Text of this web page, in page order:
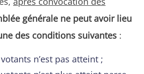
générale ne peut avoir lieu
des conditions suivantes :
n’est pas atteint ;